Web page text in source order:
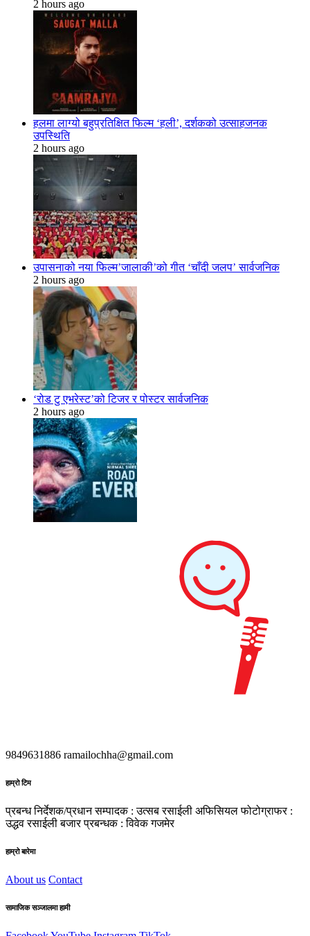
2 hours ago
हलमा लाग्यो बहुप्रतिक्षित फिल्म ‘हली’, दर्शकको उत्साहजनक
उपस्थिति
2 hours ago
उपासनाको नया फिल्म’जालाकी’को गीत ‘चाँदी जलप’ सार्वजनिक
2 hours ago
‘रोड टु एभरेस्ट’को टिजर र पोस्टर सार्वजनिक
2 hours ago
9849631886 ramailochha@gmail.com
हाम्रो टिम
प्रबन्ध निर्देशक/प्रधान सम्पादक : उत्सब रसाईली अफिसियल फोटोग्राफर :
उद्धव रसाईली बजार प्रबन्धक : विवेक गजमेर
हाम्रो बारेमा
About us Contact
सामाजिक सञ्जालमा हामी